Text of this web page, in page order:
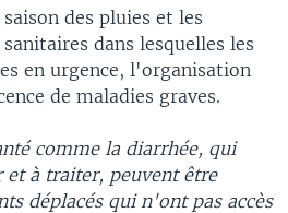
des pluies et les
dans lesquelles les
en urgence, l'organisation
de maladies graves.
comme la diarrhée, qui
et à traiter, peuvent être
déplacés qui n'ont pas accès